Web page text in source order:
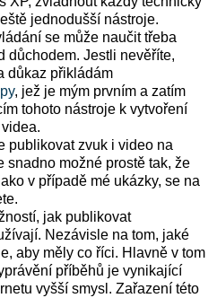
jednodušší nástroje.
se může naučit třeba
důchodem. Jestli nevěříte,
důkaz přikládám
, jež je mým prvním a zatím
tohoto nástroje k vytvoření
publikovat zvuk i video na
snadno možné prostě tak, že
v případě mé ukázky, se na
jak publikovat
Nezávisle na tom, jaké
aby měly co říci. Hlavně v tom
příběhů je vynikající
vyšší smysl. Zařazení této